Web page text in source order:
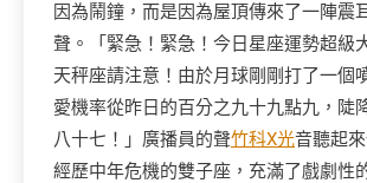
因為鬧鐘，而是因為屋頂傳來了一陣震
聲。「緊急！緊急！今日星座運勢超級
天秤座請注意！由於月球剛剛打了一個
愛機率從昨日的百分之九十九點九，陡
八十七！」廣播員的聲竹科X光音聽起
經歷中年危機的雙子座，充滿了戲劇性